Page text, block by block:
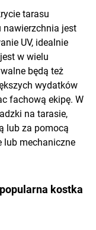
tarasu
nawierzchnia jest
UV, idealnie
w wielu
będą też
wydatków
fachową ekipę. W
na tarasie,
lub za pomocą
lub mechaniczne
kostka